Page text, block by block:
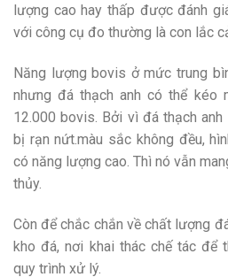
lượng cao hay thấp được đánh
với công cụ đo thường là con lắc
Năng lượng bovis ở mức trung
nhưng đá thạch anh có thể kéo
12.000 bovis. Bởi vì đá thạch
bị rạn nứt.màu sắc không đều,
có năng lượng cao. Thì nó vẫn
thủy.
Còn để chắc chắn về chất lượng
kho đá, nơi khai thác chế tác để
quy trình xử lý.